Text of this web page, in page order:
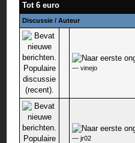
Tot 6 euro
Discussie /Auteur
—vinejo
0 stem - 0 van 5
—jr02
0 stem - 0 van 5